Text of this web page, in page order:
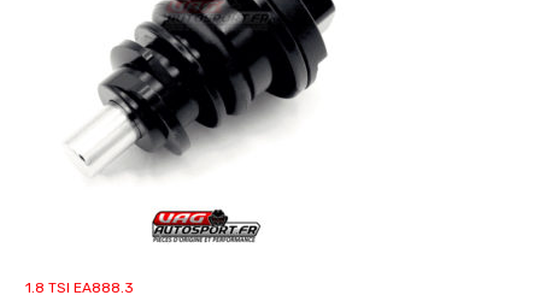
1.8 TSI EA888.3